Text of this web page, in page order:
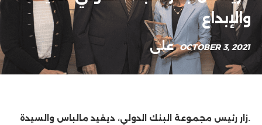
والإبداع
على OCTOBER 3, 2021
.زار رئيس مجموعة البنك الدولي، ديفيد مالباس والسيدة